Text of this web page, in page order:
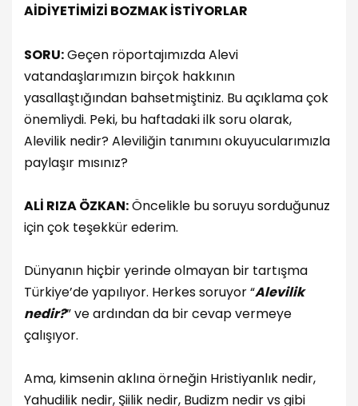
AİDİYETİMİZİ BOZMAK İSTİYORLAR
SORU:Geçen röportajımızda Alevi
vatandaşlarımızın birçok hakkının
yasallaştığından bahsetmiştiniz. Bu açıklama çok
önemliydi. Peki, bu haftadaki ilk soru olarak,
Alevilik nedir? Aleviliğin tanımını okuyucularımızla
paylaşır mısınız?
ALİ RIZA ÖZKAN:Öncelikle bu soruyu sorduğunuz
için çok teşekkür ederim.
Dünyanın hiçbir yerinde olmayan bir tartışma
Türkiye’de yapılıyor. Herkes soruyor “Alevilik
nedir?” ve ardından da bir cevap vermeye
çalışıyor.
Ama, kimsenin aklına örneğin Hristiyanlık nedir,
Yahudilik nedir, Şiilik nedir, Budizm nedir vs gibi